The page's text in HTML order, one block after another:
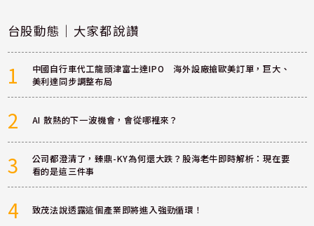
台股動態｜大家都說讚
1
中國自行車代工龍頭津富士達IPO 海外設廠搶歐美訂單，巨大、
美利達同步調整布局
2 AI 散熱的下一波機會，會從哪裡來？
3
公司都澄清了，臻鼎-KY為何還大跌？股海老牛即時解析：現在要
看的是這三件事
4 致茂法說透露這個產業即將進入強勁循環！